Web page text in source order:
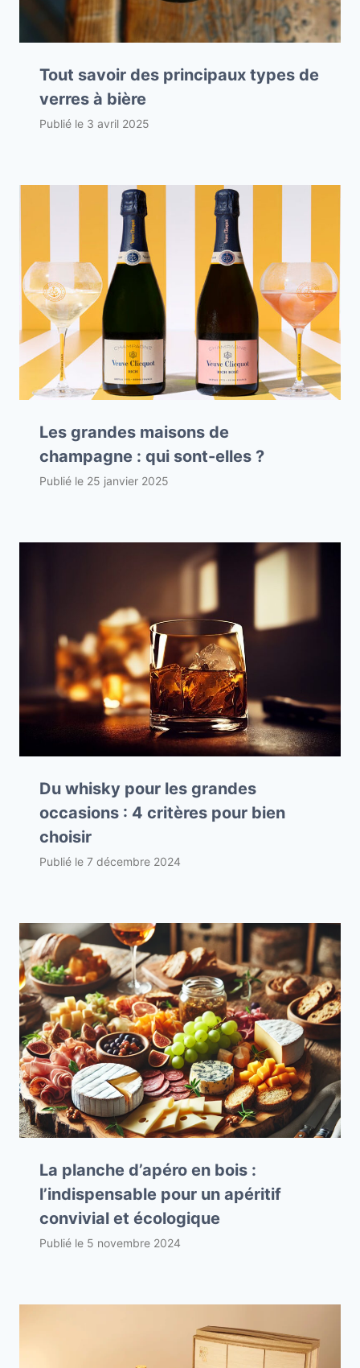
Tout savoir des principaux types de
verres à bière
Publié le 3 avril 2025
Les grandes maisons de
champagne : qui sont-elles ?
Publié le 25 janvier 2025
Du whisky pour les grandes
occasions : 4 critères pour bien
choisir
Publié le 7 décembre 2024
La planche d’apéro en bois :
l’indispensable pour un apéritif
convivial et écologique
Publié le 5 novembre 2024